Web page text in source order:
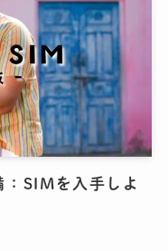
：SIMを入手しよ